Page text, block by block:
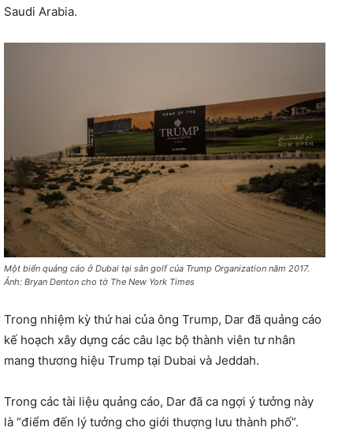
Saudi Arabia.
Một biển quảng cáo ở Dubai tại sân golf của Trump Organization năm 2017.
Ảnh: Bryan Denton cho tờ The New York Times
Trong nhiệm kỳ thứ hai của ông Trump, Dar đã quảng cáo
kế hoạch xây dựng các câu lạc bộ thành viên tư nhân
mang thương hiệu Trump tại Dubai và Jeddah.
Trong các tài liệu quảng cáo, Dar đã ca ngợi ý tưởng này
là “điểm đến lý tưởng cho giới thượng lưu thành phố”.